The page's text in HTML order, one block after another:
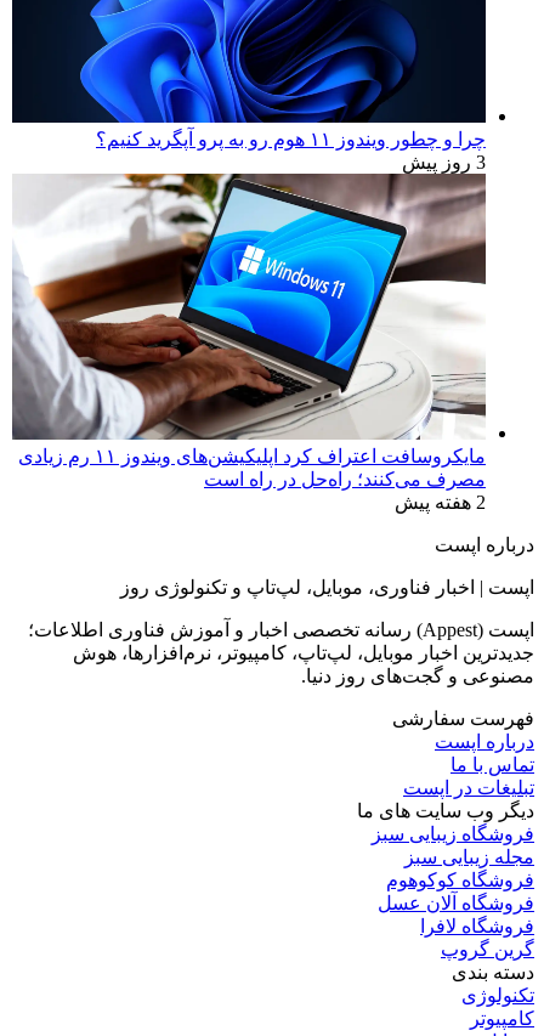
چرا و چطور ویندوز ۱۱ هوم رو به پرو آپگرید کنیم؟
3 روز پیش
مایکروسافت اعتراف کرد اپلیکیشن‌های ویندوز ۱۱ رم زیادی
مصرف می‌کنند؛ راه‌حل در راه است
2 هفته پیش
درباره اپست
اپست | اخبار فناوری، موبایل، لپ‌تاپ و تکنولوژی روز
اپست (Appest) رسانه تخصصی اخبار و آموزش فناوری اطلاعات؛
جدیدترین اخبار موبایل، لپ‌تاپ، کامپیوتر، نرم‌افزارها، هوش
مصنوعی و گجت‌های روز دنیا.
فهرست سفارشی
درباره اپست
تماس با ما
تبلیغات در اپست
دیگر وب سایت های ما
فروشگاه زیبایی سبز
مجله زیبایی سبز
فروشگاه کوکوهوم
فروشگاه آلان عسل
فروشگاه لافرا
گرین گروپ
دسته بندی
تکنولوژی
کامپیوتر